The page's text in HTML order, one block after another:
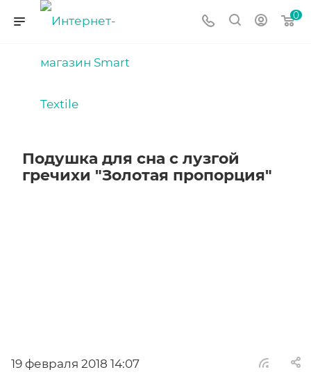
0
Подушка для сна с лузгой
гречихи "Золотая пропорция"
19 февраля 2018 14:07